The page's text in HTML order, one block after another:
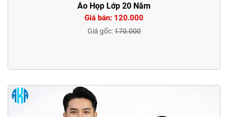
Áo Họp Lớp 20 Năm
Giá bán: 120.000
Giá gốc:170.000